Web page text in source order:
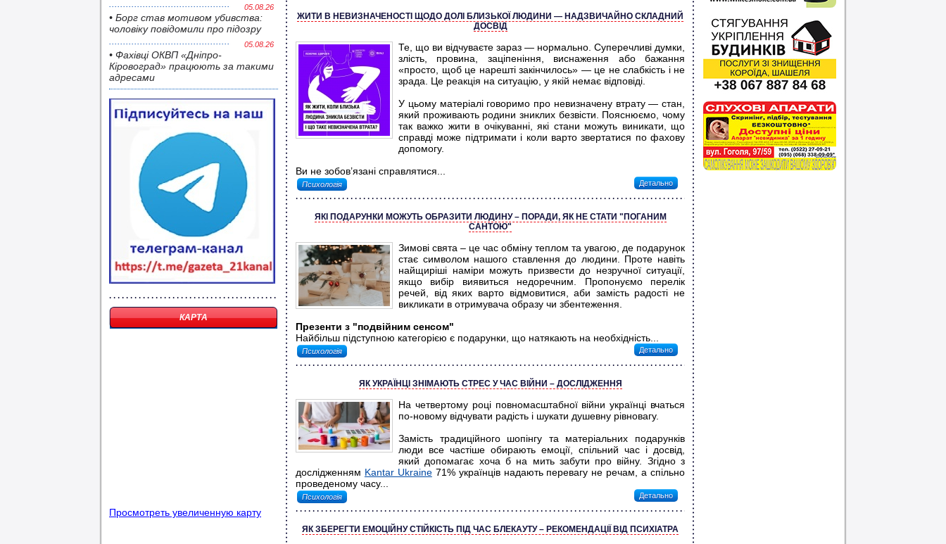
05.08.26
• Борг став мотивом убивства:
чоловіку повідомили про підозру
05.08.26
• Фахівці ОКВП «Дніпро-
Кіровоград» працюють за такими
адресами
КАРТА
Просмотреть увеличенную карту
ЖИТИ В НЕВИЗНАЧЕНОСТІ ЩОДО ДОЛІ БЛИЗЬКОЇ ЛЮДИНИ — НАДЗВИЧАЙНО СКЛАДНИЙ
ДОСВІД
Те, що ви відчуваєте зараз — нормально. Суперечливі думки,
злість, провина, заціпеніння, виснаження або бажання
«просто, щоб це нарешті закінчилось» — це не слабкість і не
зрада. Це реакція на ситуацію, у якій немає відповіді.
У цьому матеріалі говоримо про невизначену втрату — стан,
який проживають родини зниклих безвісти. Пояснюємо, чому
так важко жити в очікуванні, які стани можуть виникати, що
справді може підтримати і коли варто звертатися по фахову
допомогу.
Ви не зобов’язані справлятися...
Психологія Детально
ЯКІ ПОДАРУНКИ МОЖУТЬ ОБРАЗИТИ ЛЮДИНУ – ПОРАДИ, ЯК НЕ СТАТИ "ПОГАНИМ
САНТОЮ"
Зимові свята – це час обміну теплом та увагою, де подарунок
стає символом нашого ставлення до людини. Проте навіть
найщиріші наміри можуть призвести до незручної ситуації,
якщо вибір виявиться недоречним. Пропонуємо перелік
речей, від яких варто відмовитися, аби замість радості не
викликати в отримувача образу чи збентеження.
Презенти з "подвійним сенсом"
Найбільш підступною категорією є подарунки, що натякають на необхідність...
Психологія Детально
ЯК УКРАЇНЦІ ЗНІМАЮТЬ СТРЕС У ЧАС ВІЙНИ – ДОСЛІДЖЕННЯ
На четвертому році повномасштабної війни українці вчаться
по-новому відчувати радість і шукати душевну рівновагу.
Замість традиційного шопінгу та матеріальних подарунків
люди все частіше обирають емоції, спільний час і досвід,
який допомагає хоча б на мить забути про війну. Згідно з
дослідженням Kantar Ukraine71% українців надають перевагу не речам, а спільно
проведеному часу...
Психологія Детально
ЯК ЗБЕРЕГТИ ЕМОЦІЙНУ СТІЙКІСТЬ ПІД ЧАС БЛЕКАУТУ – РЕКОМЕНДАЦІЇ ВІД ПСИХІАТРА